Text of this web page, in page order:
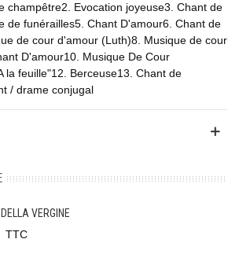
champêtre2. Evocation joyeuse3. Chant de
de funérailles5. Chant D'amour6. Chant de
de cour d'amour (Luth)8. Musique de cour
D'amour10. Musique De Cour
la feuille"12. Berceuse13. Chant de
/ drame conjugal
DELLA VERGINE
TTC